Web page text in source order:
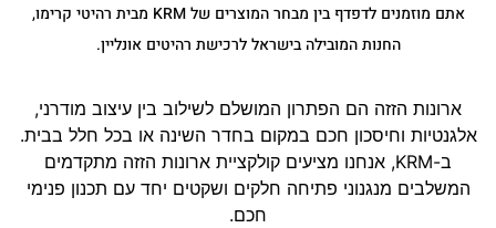
אתם מוזמנים לדפדף בין מבחר המוצרים של KRM מבית רהיטי קרימו,
החנות המובילה בישראל לרכישת רהיטים אונליין.
ארונות הזזה הם הפתרון המושלם לשילוב בין עיצוב מודרני,
אלגנטיות וחיסכון חכם במקום בחדר השינה או בכל חלל בבית.
ב-KRM, אנחנו מציעים קולקציית ארונות הזזה מתקדמים
המשלבים מנגנוני פתיחה חלקים ושקטים יחד עם תכנון פנימי
חכם.